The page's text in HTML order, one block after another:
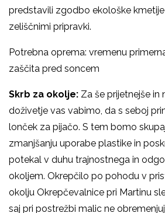
predstavili zgodbo ekološke
zeliščnimi pripravki.
Potrebna oprema: vremenu
zaščita pred soncem
Skrb za okolje: Za še prijetnejše in
doživetje vas vabimo, da s seboj
lonček za pijačo. S tem bomo
zmanjšanju uporabe plastike in
potekal v duhu trajnostnega in
okoljem. Okrepčilo po pohodu v
okolju Okrepčevalnice pri Martinu
saj pri postrežbi malic ne